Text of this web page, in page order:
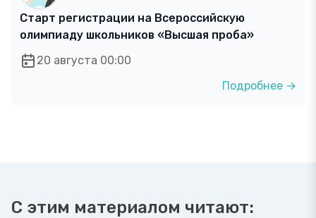
Старт регистрации на Всероссийскую
олимпиаду школьников «Высшая проба»
20 августа 00:00
Подробнее →
С этим материалом читают: